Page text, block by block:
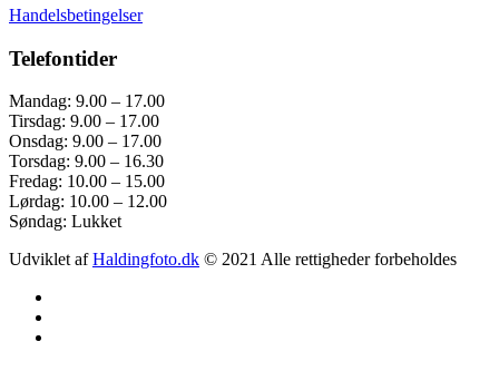
Handelsbetingelser
Telefontider
Mandag: 9.00 – 17.00
Tirsdag: 9.00 – 17.00
Onsdag: 9.00 – 17.00
Torsdag: 9.00 – 16.30
Fredag: 10.00 – 15.00
Lørdag: 10.00 – 12.00
Søndag: Lukket
Udviklet afHaldingfoto.dk © 2021 Alle rettigheder forbeholdes